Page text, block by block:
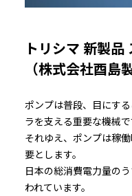
トリシマ 新製
（株式会社酉島
ポンプは普段、目にす
ラを支える重要な機械で
それゆえ、ポンプは稼
要とします。
日本の総消費電力量の
われています。